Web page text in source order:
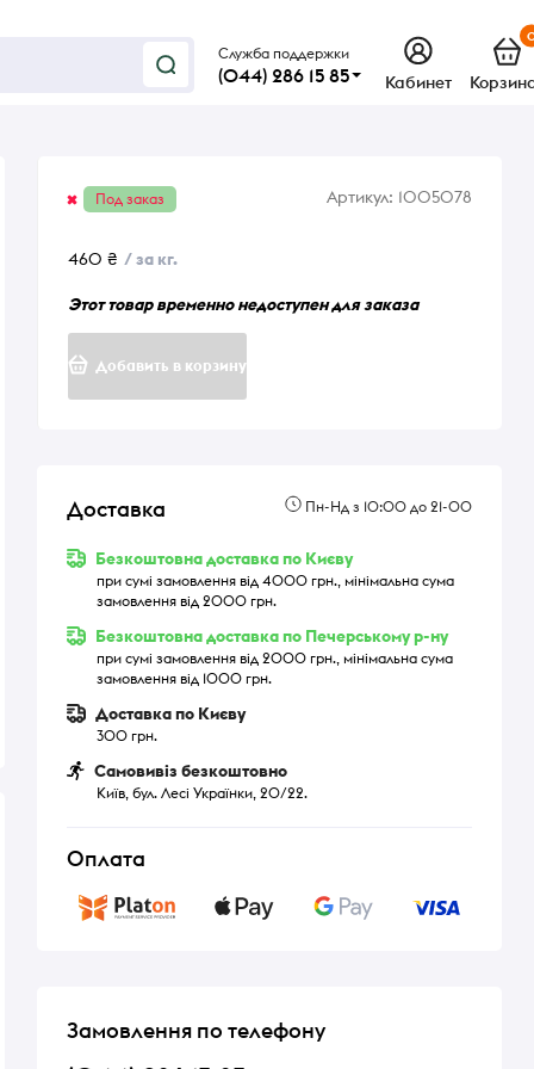
Служба поддержки
(044) 286 15 85 Кабинет
Под заказ Артикул: 1005078
460 ₴ / за кг.
Этот товар временно недоступен для заказа
Добавить в корзину
Доставка Пн-Нд з 10:00 до 21-00
Безкоштовна доставка по Києву
при сумі замовлення від 4000 грн., мінімальна сума
замовлення від 2000 грн.
Безкоштовна доставка по Печерському р-ну
при сумі замовлення від 2000 грн., мінімальна сума
замовлення від 1000 грн.
Доставка по Києву
300 грн.
Самовивіз безкоштовно
Київ, бул. Лесі Українки, 20/22.
Оплата
Замовлення по телефону